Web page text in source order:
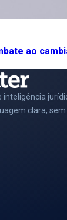
ao
clara, sem